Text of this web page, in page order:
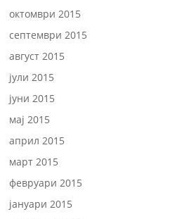
октомври 2015
септември 2015
август 2015
јули 2015
јуни 2015
мај 2015
април 2015
март 2015
февруари 2015
јануари 2015